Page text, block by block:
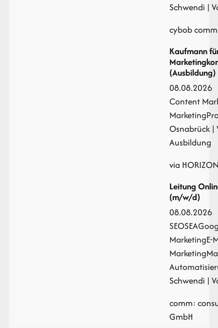
Schwendi |
cybob
Kaufmann
(Ausbildung)
08.08.2026
Content
Marketing
Osnabrück |
Ausbildung
via
Leitung
(m/w/d)
08.08.2026
SEOSEA
MarketingE-
Marketing
Schwendi |
comm:
GmbH